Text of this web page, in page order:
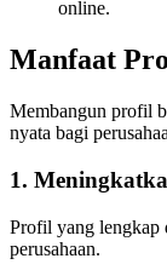
online.
Manfaat
Membangun profil
nyata bagi
1.
Profil yang lengkap
perusahaan.